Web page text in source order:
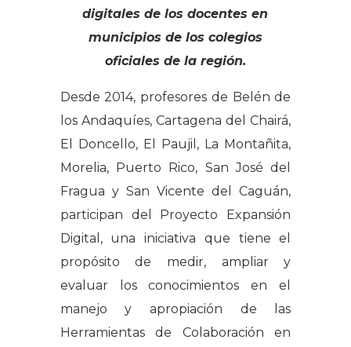
digitales de los docentes en
municipios de los colegios
oficiales de la región.
Desde 2014, profesores de Belén de
los Andaquíes, Cartagena del Chairá,
El Doncello, El Paujil, La Montañita,
Morelia, Puerto Rico, San José del
Fragua y San Vicente del Caguán,
participan del Proyecto Expansión
Digital, una iniciativa que tiene el
propósito de medir, ampliar y
evaluar los conocimientos en el
manejo y apropiación de las
Herramientas de Colaboración en